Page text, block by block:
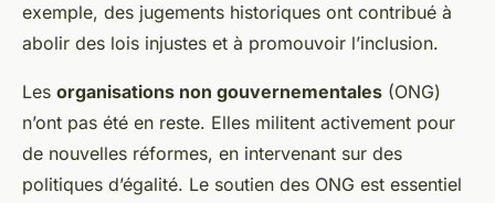
exemple, des jugements historiques ont contribué à
abolir des lois injustes et à promouvoir l’inclusion.
Les organisations non gouvernementales (ONG)
n’ont pas été en reste. Elles militent activement pour
de nouvelles réformes, en intervenant sur des
politiques d’égalité. Le soutien des ONG est essentiel